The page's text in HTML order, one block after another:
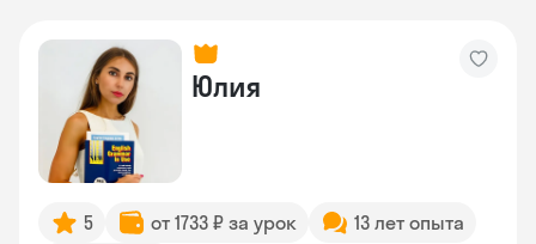
Юлия
5 от 1733 ₽ за урок 13 лет опыта